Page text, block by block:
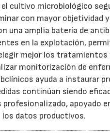
cultivo microbiológico
con mayor objetividad
una amplia batería de
en la explotación,
mejor los tratamientos
monitorización de
ayuda a instaurar
continúan siendo
apoyado
datos productivos.